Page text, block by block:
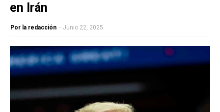
en Irán
Por la redacción - Junio 22, 2025